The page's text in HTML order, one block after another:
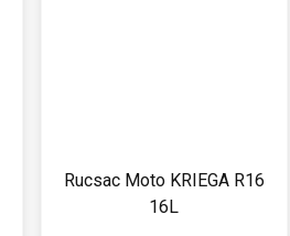
Rucsac Moto KRIEGA R16
16L